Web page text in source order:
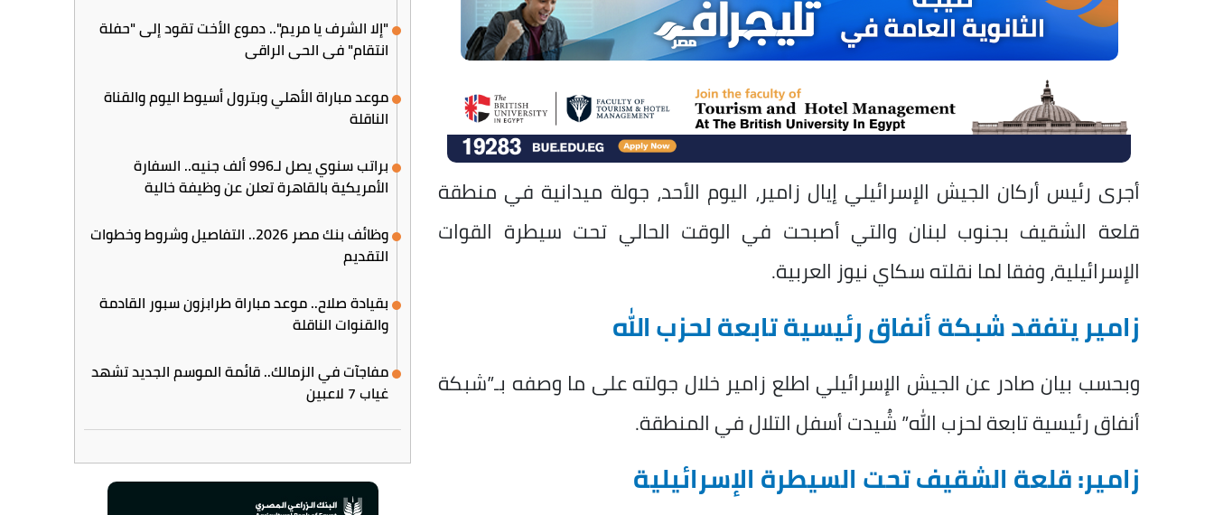
أجرى رئيس أركان الجيش الإسرائيلي إيال زامير، اليوم الأحد، جولة ميدانية في منطقة
قلعة الشقيف بجنوب لبنان والتي أصبحت في الوقت الحالي تحت سيطرة القوات
الإسرائيلية، وفقا لما نقلته سكاي نيوز العربية.
زامير يتفقد شبكة أنفاق رئيسية تابعة لحزب الله
وبحسب بيان صادر عن الجيش الإسرائيلي اطلع زامير خلال جولته على ما وصفه بـ”شبكة
أنفاق رئيسية تابعة لحزب الله” شُيدت أسفل التلال في المنطقة.
زامير: قلعة الشقيف تحت السيطرة الإسرائيلية
"إلا الشرف يا مريم".. دموع الأخت تقود إلى "حفلة
انتقام" في الحي الراقي
موعد مباراة الأهلي وبترول أسيوط اليوم والقناة
الناقلة
براتب سنوي يصل لـ996 ألف جنيه.. السفارة
الأمريكية بالقاهرة تعلن عن وظيفة خالية
وظائف بنك مصر 2026.. التفاصيل وشروط وخطوات
التقديم
بقيادة صلاح.. موعد مباراة طرابزون سبور القادمة
والقنوات الناقلة
مفاجآت في الزمالك.. قائمة الموسم الجديد تشهد
غياب 7 لاعبين